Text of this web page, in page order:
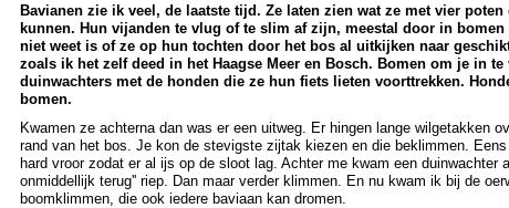
Bavianen zie ik veel, de laatste tijd. Ze laten zien wat ze met vier poten
kunnen. Hun vijanden te vlug of te slim af zijn, meestal door in
niet weet is of ze op hun tochten door het bos al uitkijken naar
zoals ik het zelf deed in het Haagse Meer en Bosch. Bomen om je in te
duinwachters met de honden die ze hun fiets lieten voorttrekken.
bomen.
Kwamen ze achterna dan was er een uitweg. Er hingen lange wilgetakken
rand van het bos. Je kon de stevigste zijtak kiezen en die beklimmen.
hard vroor zodat er al ijs op de sloot lag. Achter me kwam een duinwachter
onmiddellijk terug'' riep. Dan maar verder klimmen. En nu kwam ik bij de
boomklimmen, die ook iedere baviaan kan dromen.